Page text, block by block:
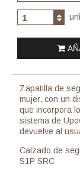
1
Zapatilla de
mujer, con un
que incorpora
sistema de
devuelve al
Calzado de
S1P SRC